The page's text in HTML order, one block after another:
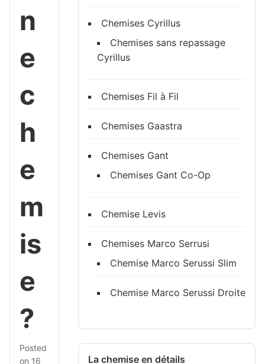
n
e
c
h
e
m
is
e
?
Posted
on 16
Chemises Cyrillus
Chemises sans repassage
Cyrillus
Chemises Fil à Fil
Chemises Gaastra
Chemises Gant
Chemises Gant Co-Op
Chemise Levis
Chemises Marco Serrusi
Chemise Marco Serussi Slim
Chemise Marco Serussi Droite
La chemise en détails